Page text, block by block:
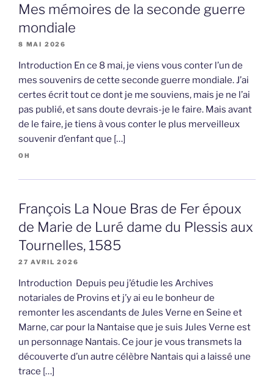
Mes mémoires de la seconde guerre
mondiale
8 MAI 2026
Introduction En ce 8 mai, je viens vous conter l’un de
mes souvenirs de cette seconde guerre mondiale. J’ai
certes écrit tout ce dont je me souviens, mais je ne l’ai
pas publié, et sans doute devrais-je le faire. Mais avant
de le faire, je tiens à vous conter le plus merveilleux
souvenir d’enfant que […]
OH
François La Noue Bras de Fer époux
de Marie de Luré dame du Plessis aux
Tournelles, 1585
27 AVRIL 2026
Introduction Depuis peu j’étudie les Archives
notariales de Provins et j’y ai eu le bonheur de
remonter les ascendants de Jules Verne en Seine et
Marne, car pour la Nantaise que je suis Jules Verne est
un personnage Nantais. Ce jour je vous transmets la
découverte d’un autre célèbre Nantais qui a laissé une
trace […]